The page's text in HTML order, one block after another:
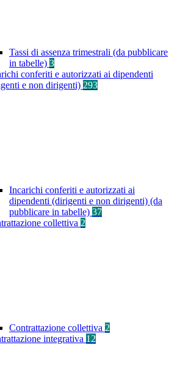
Tassi di assenza trimestrali (da pubblicare
in tabelle) 3
conferiti e autorizzati ai dipendenti
e non dirigenti) 293
Incarichi conferiti e autorizzati ai
dipendenti (dirigenti e non dirigenti) (da
pubblicare in tabelle) 37
collettiva 2
Contrattazione collettiva 2
integrativa 12